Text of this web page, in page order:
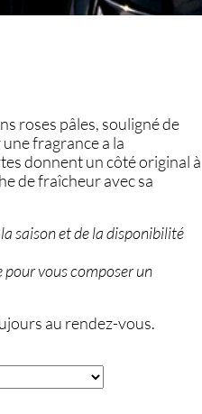
roses pâles, souligné de
fragrance a la
donnent un côté original à
de fraîcheur avec sa
saison et de la disponibilité
vous composer un
au rendez-vous.